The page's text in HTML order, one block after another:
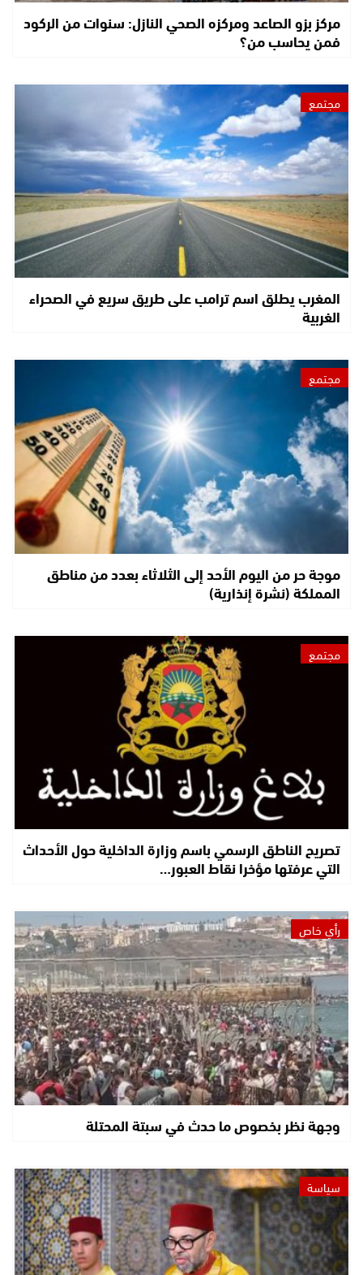
مركز بزو الصاعد ومركزه الصحي النازل: سنوات من الركود
فمن يحاسب من؟
مجتمع
المغرب يطلق اسم ترامب على طريق سريع في الصحراء
الغربية
مجتمع
موجة حر من اليوم الأحد إلى الثلاثاء بعدد من مناطق
المملكة (نشرة إنذارية)
مجتمع
تصريح الناطق الرسمي باسم وزارة الداخلية حول الأحداث
التي عرفتها مؤخرا نقاط العبور…
رأي خاص
وجهة نظر بخصوص ما حدث في سبتة المحتلة
سياسة